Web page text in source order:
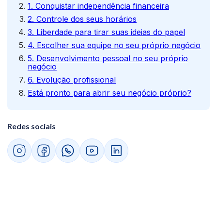
1. Conquistar independência financeira
2. Controle dos seus horários
3. Liberdade para tirar suas ideias do papel
4. Escolher sua equipe no seu próprio negócio
5. Desenvolvimento pessoal no seu próprio
negócio
6. Evolução profissional
Está pronto para abrir seu negócio próprio?
Redes sociais